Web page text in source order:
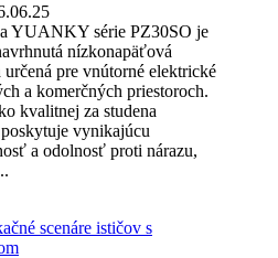
YUANKY série PZ30SO je
nízkonapäťová
pre vnútorné elektrické
a komerčných priestoroch.
kvalitnej za studena
vynikajúcu
a odolnosť proti nárazu,